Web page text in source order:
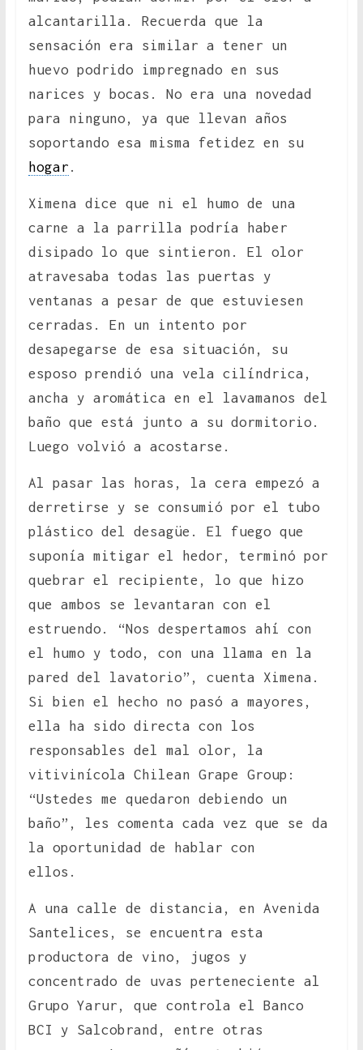
alcantarilla. Recuerda que la
sensación era similar a tener un
huevo podrido impregnado en sus
narices y bocas. No era una novedad
para ninguno, ya que llevan años
soportando esa misma fetidez en su
hogar .
Ximena dice que ni el humo de una
carne a la parrilla podría haber
disipado lo que sintieron. El olor
atravesaba todas las puertas y
ventanas a pesar de que estuviesen
cerradas. En un intento por
desapegarse de esa situación, su
esposo prendió una vela cilíndrica,
ancha y aromática en el lavamanos del
baño que está junto a su dormitorio.
Luego volvió a acostarse.
Al pasar las horas, la cera empezó a
derretirse y se consumió por el tubo
plástico del desagüe. El fuego que
suponía mitigar el hedor, terminó por
quebrar el recipiente, lo que hizo
que ambos se levantaran con el
estruendo. “Nos despertamos ahí con
el humo y todo, con una llama en la
pared del lavatorio”, cuenta Ximena.
Si bien el hecho no pasó a mayores,
ella ha sido directa con los
responsables del mal olor, la
vitivinícola Chilean Grape Group:
“Ustedes me quedaron debiendo un
baño”, les comenta cada vez que se da
la oportunidad de hablar con
ellos.
A una calle de distancia, en Avenida
Santelices, se encuentra esta
productora de vino, jugos y
concentrado de uvas perteneciente al
Grupo Yarur, que controla el Banco
BCI y Salcobrand, entre otras